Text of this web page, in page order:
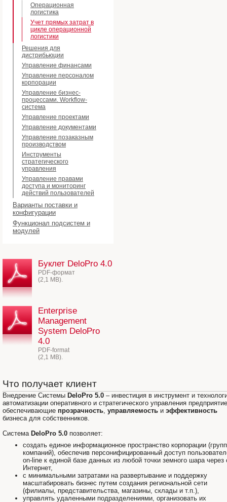
Операционная
логистика
Учет прямых затрат в
цикле операционной
логистики
Решения для
дистрибьюции
Управление финансами
Управление персоналом
корпорации
Управление бизнес-
процессами. Workflow-
система
Управление проектами
Управление документами
Управление позаказным
производством
Инструменты
стратегического
управления
Управление правами
доступа и мониторинг
действий пользователей
Варианты поставки и
конфигурации
Функционал подсистем и
модулей
Буклет DeloPro 4.0
PDF-формат
(2,1 MB).
Enterprise
Management
System DeloPro
4.0
PDF-format
(2,1 MB).
Что получает клиент
Внедрение Системы DeloPro 5.0 – инвестиция в инструмент и
автоматизации оперативного и стратегического управления
обеспечивающие прозрачность, управляемость и эффективность
бизнеса для собственников.
Система DeloPro 5.0 позволяет:
создать единое информационное пространство корпорации
компаний), обеспечив персонифицированный доступ
on-line к единой базе данных из любой точки земного шара через
Интернет,
с минимальными затратами на развертывание и поддержку
масштабировать бизнес путем создания региональной сети
(филиалы, представительства, магазины, склады и т.п.),
управлять удаленными подразделениями, организовать их